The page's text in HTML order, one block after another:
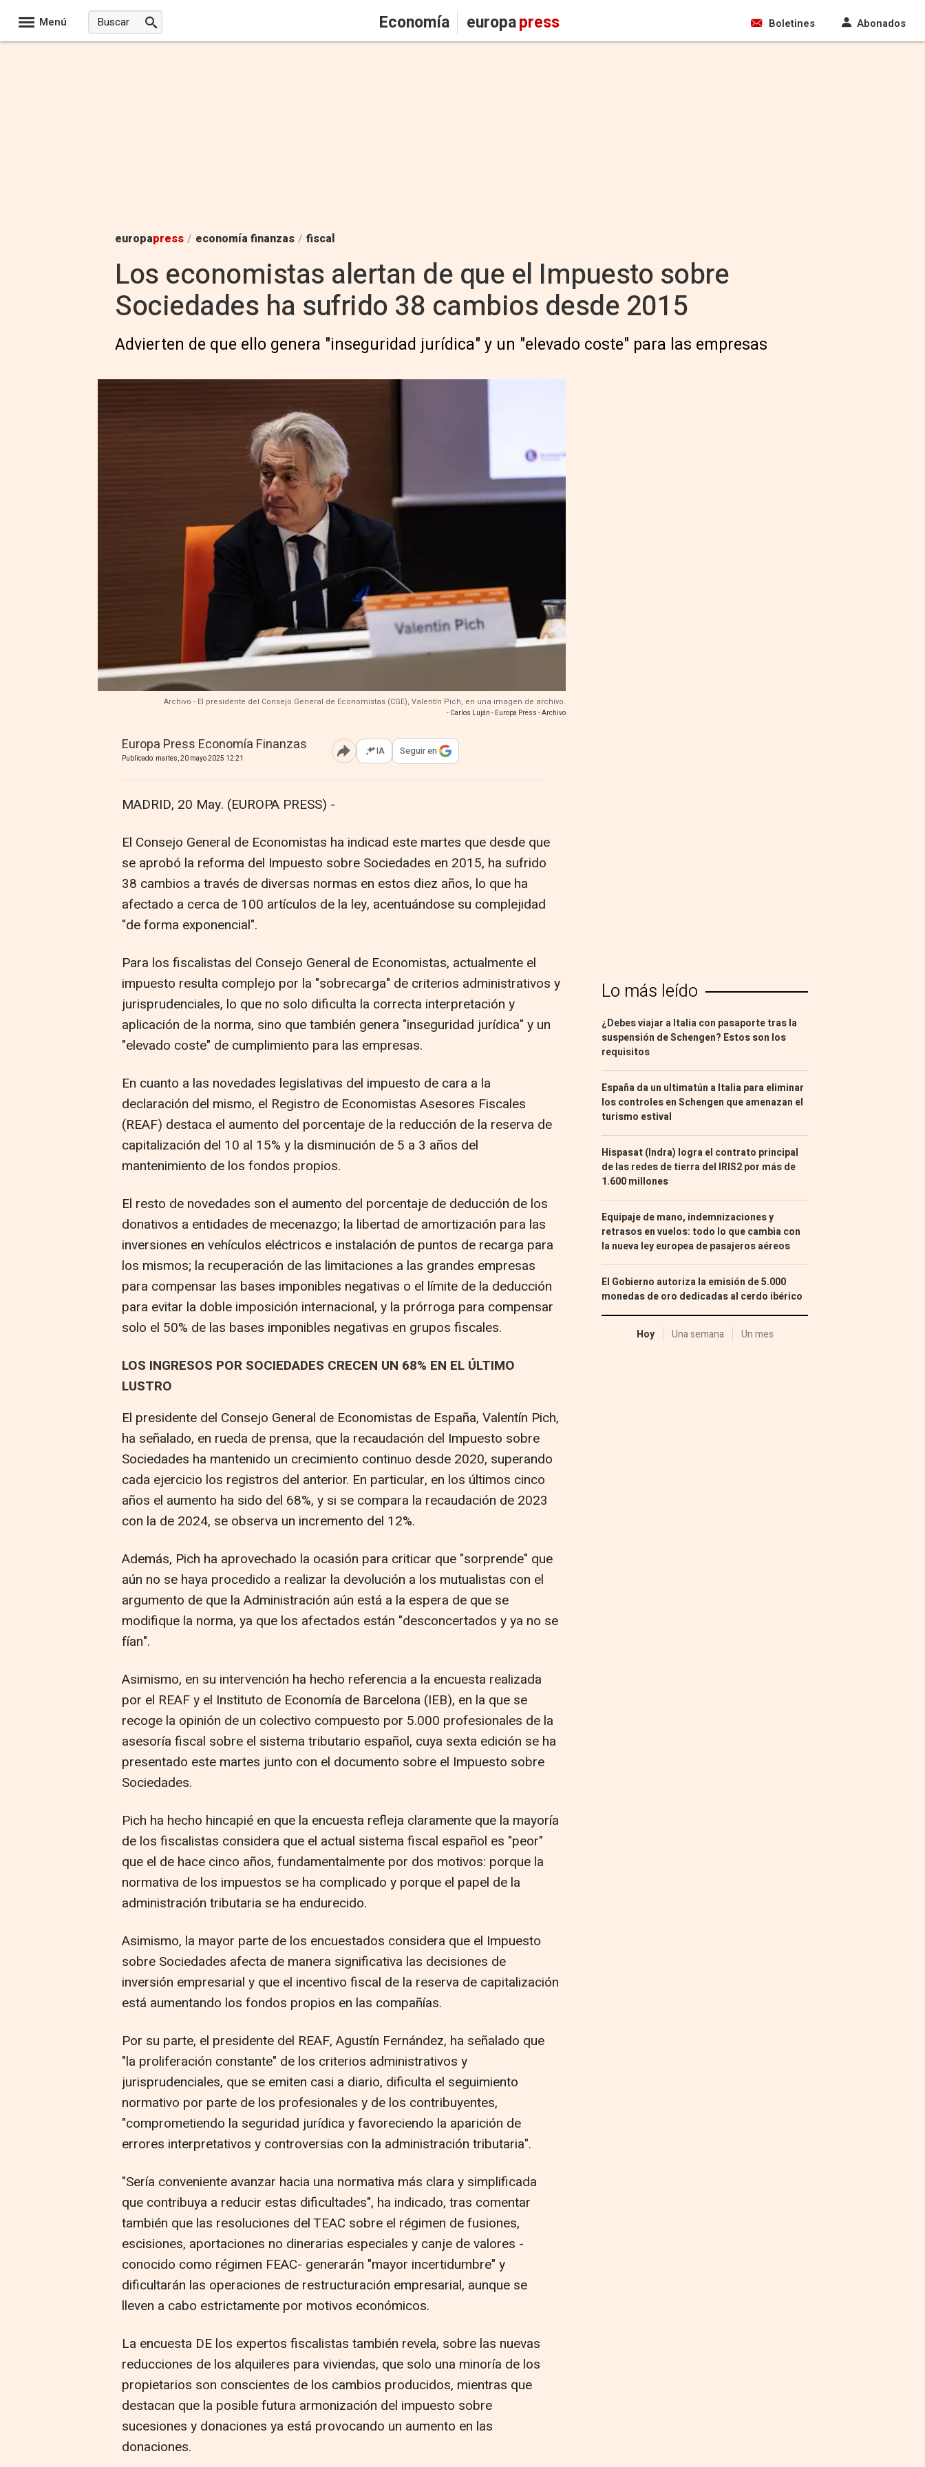
Menú Economía europapress Boletines Abonados
europapress / economía finanzas / fiscal
Los economistas alertan de que el Impuesto sobre
Sociedades ha sufrido 38 cambios desde 2015
Advierten de que ello genera "inseguridad jurídica" y un "elevado coste" para las empresas
Archivo - El presidente del Consejo General de Economistas (CGE), Valentín Pich, en una imagen de archivo.
- Carlos Luján - Europa Press - Archivo
Europa Press Economía Finanzas
Publicado: martes, 20 mayo 2025 12:21 Abrir opciones para compartir
IA Seguir en
MADRID, 20 May. (EUROPA PRESS) -
El Consejo General de Economistas ha indicad este martes que desde que
se aprobó la reforma del Impuesto sobre Sociedades en 2015, ha sufrido
38 cambios a través de diversas normas en estos diez años, lo que ha
afectado a cerca de 100 artículos de la ley, acentuándose su complejidad
"de forma exponencial".
Para los fiscalistas del Consejo General de Economistas, actualmente el
impuesto resulta complejo por la "sobrecarga" de criterios administrativos y
jurisprudenciales, lo que no solo dificulta la correcta interpretación y
aplicación de la norma, sino que también genera "inseguridad jurídica" y un
"elevado coste" de cumplimiento para las empresas.
En cuanto a las novedades legislativas del impuesto de cara a la
declaración del mismo, el Registro de Economistas Asesores Fiscales
(REAF) destaca el aumento del porcentaje de la reducción de la reserva de
capitalización del 10 al 15% y la disminución de 5 a 3 años del
mantenimiento de los fondos propios.
El resto de novedades son el aumento del porcentaje de deducción de los
donativos a entidades de mecenazgo; la libertad de amortización para las
inversiones en vehículos eléctricos e instalación de puntos de recarga para
los mismos; la recuperación de las limitaciones a las grandes empresas
para compensar las bases imponibles negativas o el límite de la deducción
para evitar la doble imposición internacional, y la prórroga para compensar
solo el 50% de las bases imponibles negativas en grupos fiscales.
LOS INGRESOS POR SOCIEDADES CRECEN UN 68% EN EL ÚLTIMO
LUSTRO
El presidente del Consejo General de Economistas de España, Valentín Pich,
ha señalado, en rueda de prensa, que la recaudación del Impuesto sobre
Sociedades ha mantenido un crecimiento continuo desde 2020, superando
cada ejercicio los registros del anterior. En particular, en los últimos cinco
años el aumento ha sido del 68%, y si se compara la recaudación de 2023
con la de 2024, se observa un incremento del 12%.
Además, Pich ha aprovechado la ocasión para criticar que "sorprende" que
aún no se haya procedido a realizar la devolución a los mutualistas con el
argumento de que la Administración aún está a la espera de que se
modifique la norma, ya que los afectados están "desconcertados y ya no se
fían".
Asimismo, en su intervención ha hecho referencia a la encuesta realizada
por el REAF y el Instituto de Economía de Barcelona (IEB), en la que se
recoge la opinión de un colectivo compuesto por 5.000 profesionales de la
asesoría fiscal sobre el sistema tributario español, cuya sexta edición se ha
presentado este martes junto con el documento sobre el Impuesto sobre
Sociedades.
Pich ha hecho hincapié en que la encuesta refleja claramente que la mayoría
de los fiscalistas considera que el actual sistema fiscal español es "peor"
que el de hace cinco años, fundamentalmente por dos motivos: porque la
normativa de los impuestos se ha complicado y porque el papel de la
administración tributaria se ha endurecido.
Asimismo, la mayor parte de los encuestados considera que el Impuesto
sobre Sociedades afecta de manera significativa las decisiones de
inversión empresarial y que el incentivo fiscal de la reserva de capitalización
está aumentando los fondos propios en las compañías.
Por su parte, el presidente del REAF, Agustín Fernández, ha señalado que
"la proliferación constante" de los criterios administrativos y
jurisprudenciales, que se emiten casi a diario, dificulta el seguimiento
normativo por parte de los profesionales y de los contribuyentes,
"comprometiendo la seguridad jurídica y favoreciendo la aparición de
errores interpretativos y controversias con la administración tributaria".
"Sería conveniente avanzar hacia una normativa más clara y simplificada
que contribuya a reducir estas dificultades", ha indicado, tras comentar
también que las resoluciones del TEAC sobre el régimen de fusiones,
escisiones, aportaciones no dinerarias especiales y canje de valores -
conocido como régimen FEAC- generarán "mayor incertidumbre" y
dificultarán las operaciones de restructuración empresarial, aunque se
lleven a cabo estrictamente por motivos económicos.
La encuesta DE los expertos fiscalistas también revela, sobre las nuevas
reducciones de los alquileres para viviendas, que solo una minoría de los
propietarios son conscientes de los cambios producidos, mientras que
destacan que la posible futura armonización del impuesto sobre
sucesiones y donaciones ya está provocando un aumento en las
donaciones.
Lo más leído
¿Debes viajar a Italia con pasaporte tras la
suspensión de Schengen? Estos son los
requisitos
España da un ultimatún a Italia para eliminar
los controles en Schengen que amenazan el
turismo estival
Hispasat (Indra) logra el contrato principal
de las redes de tierra del IRIS2 por más de
1.600 millones
Equipaje de mano, indemnizaciones y
retrasos en vuelos: todo lo que cambia con
la nueva ley europea de pasajeros aéreos
El Gobierno autoriza la emisión de 5.000
monedas de oro dedicadas al cerdo ibérico
Hoy Una semana Un mes